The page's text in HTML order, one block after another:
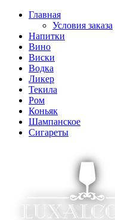
Главная
Условия заказа
Напитки
Вино
Виски
Водка
Ликер
Текила
Ром
Коньяк
Шампанское
Сигареты